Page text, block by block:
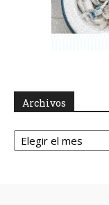
Archivos
Archivos